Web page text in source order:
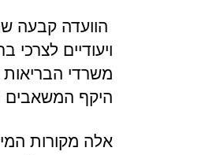
הוועדה קבעה
ויעודיים
משרדי
היקף המשאבים
אלה מקורות